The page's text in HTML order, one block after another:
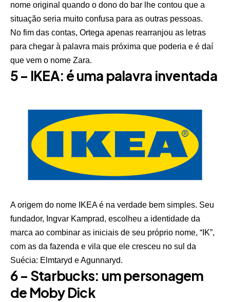
nome original quando o dono do bar lhe contou que a
situação seria muito confusa para as outras pessoas.
No fim das contas, Ortega apenas rearranjou as letras
para chegar à palavra mais próxima que poderia e é daí
que vem o nome Zara.
5 – IKEA: é uma palavra inventada
A origem do nome IKEA é na verdade bem simples. Seu
fundador, Ingvar Kamprad, escolheu a identidade da
marca ao combinar as iniciais de seu próprio nome, “IK”,
com as da fazenda e vila que ele cresceu no sul da
Suécia: Elmtaryd e Agunnaryd.
6 – Starbucks: um personagem
de Moby Dick